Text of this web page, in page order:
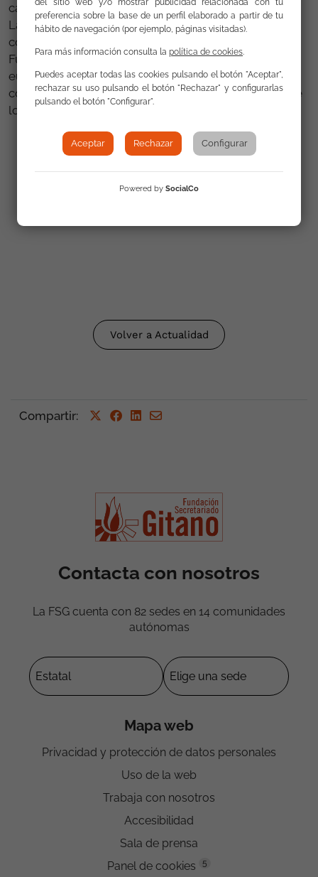
castellana y leonesa.
La cuantía que la Junta de Castilla y León
compromete a través de este acuerdo con la
Fundación Secretariado Gitano alcanza los 20.000
euros en 2006, estando previsto que esta
colaboración y sus condiciones se prorrogue durante
los años 2007 y 2008.
Galería
Volver a Actualidad
Compartir:
Contacta con nosotros
La FSG cuenta con 82 sedes en 14 comunidades
autónomas
Mapa web
Privacidad y protección de datos personales
Uso de la web
Trabaja con nosotros
Accesibilidad
Sala de prensa
Panel de cookies
5
del sitio web y/o mostrar publicidad relacionada con tu
preferencia sobre la base de un perfil elaborado a partir de tu
hábito de navegación (por ejemplo, páginas visitadas).
Para más información consulta la política de cookies.
Puedes aceptar todas las cookies pulsando el botón "Aceptar",
rechazar su uso pulsando el botón "Rechazar" y configurarlas
pulsando el botón "Configurar".
Aceptar Rechazar Configurar
Powered by SocialCo